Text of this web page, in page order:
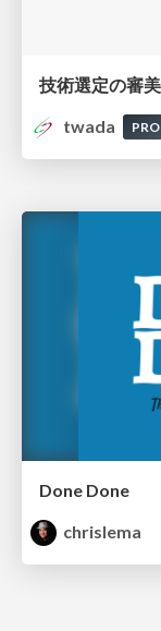
twada
PRO
Done Done
chrislema